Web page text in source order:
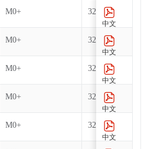
M0+ 32
M0+ 32
M0+ 32
M0+ 32
M0+ 32
中文
中文
中文
中文
中文